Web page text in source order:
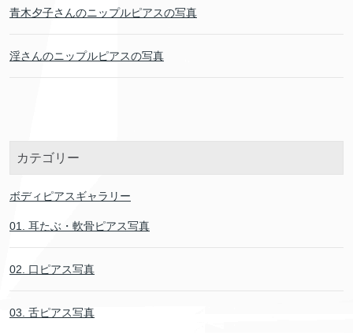
青木夕子さんのニップルピアスの写真
淫さんのニップルピアスの写真
カテゴリー
ボディピアスギャラリー
01. 耳たぶ・軟骨ピアス写真
02. 口ピアス写真
03. 舌ピアス写真